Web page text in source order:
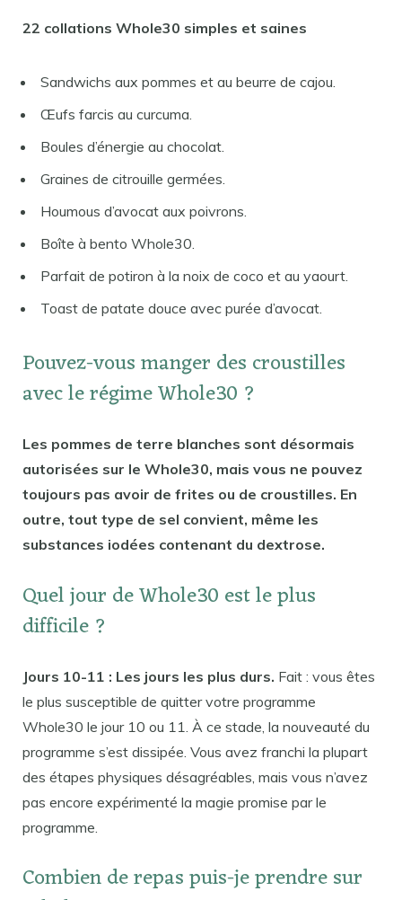
22 collations Whole30 simples et saines
Sandwichs aux pommes et au beurre de cajou.
Œufs farcis au curcuma.
Boules d’énergie au chocolat.
Graines de citrouille germées.
Houmous d’avocat aux poivrons.
Boîte à bento Whole30.
Parfait de potiron à la noix de coco et au yaourt.
Toast de patate douce avec purée d’avocat.
Pouvez-vous manger des croustilles
avec le régime Whole30 ?
Les pommes de terre blanches sont désormais
autorisées sur le Whole30, mais vous ne pouvez
toujours pas avoir de frites ou de croustilles. En
outre, tout type de sel convient, même les
substances iodées contenant du dextrose.
Quel jour de Whole30 est le plus
difficile ?
Jours 10-11 : Les jours les plus durs. Fait : vous êtes
le plus susceptible de quitter votre programme
Whole30 le jour 10 ou 11. À ce stade, la nouveauté du
programme s’est dissipée. Vous avez franchi la plupart
des étapes physiques désagréables, mais vous n’avez
pas encore expérimenté la magie promise par le
programme.
Combien de repas puis-je prendre sur